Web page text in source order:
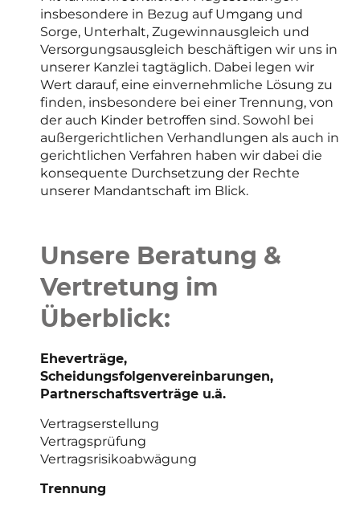
insbesondere in Bezug auf Umgang und
Sorge, Unterhalt, Zugewinnausgleich und
Versorgungsausgleich beschäftigen wir uns in
unserer Kanzlei tagtäglich. Dabei legen wir
Wert darauf, eine einvernehmliche Lösung zu
finden, insbesondere bei einer Trennung, von
der auch Kinder betroffen sind. Sowohl bei
außergerichtlichen Verhandlungen als auch in
gerichtlichen Verfahren haben wir dabei die
konsequente Durchsetzung der Rechte
unserer Mandantschaft im Blick.
Unsere Beratung &
Vertretung im
Überblick:
Eheverträge,
Scheidungsfolgenvereinbarungen,
Partnerschaftsverträge u.ä.
Vertragserstellung
Vertragsprüfung
Vertragsrisikoabwägung
Trennung